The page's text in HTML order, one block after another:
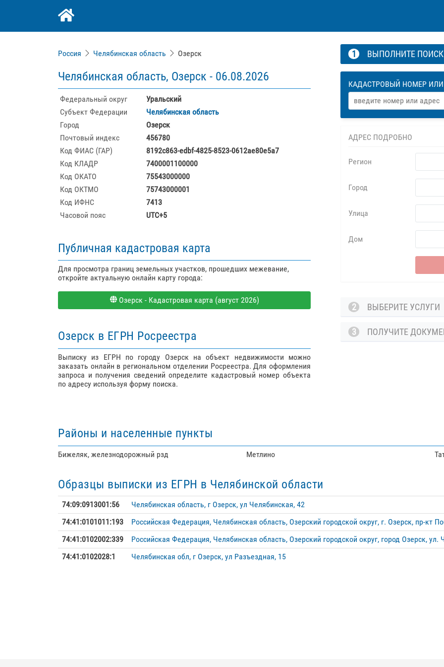
Россия Челябинская область Озерск
Челябинская область, Озерск - 06.08.2026
Федеральный округ
Уральский
Субъект Федерации
Челябинская область
Город
Озерск
Почтовый индекс
456780
Код ФИАС (ГАР)
8192c863-edbf-4825-8523-0612ae80e5a7
Код КЛАДР
7400001100000
Код ОКАТО
75543000000
Код ОКТМО
75743000001
Код ИФНС
7413
Часовой пояс
UTC+5
Публичная кадастровая карта
Для просмотра границ земельных участков, прошедших межевание,
откройте актуальную онлайн карту города:
Озерск - Кадастровая карта (август 2026)
Озерск в ЕГРН Росреестра
Выписку из ЕГРН по городу Озерск на объект недвижимости можно
заказать онлайн в региональном отделении Росреестра. Для оформления
запроса и получения сведений определите кадастровый номер объекта
по адресу используя форму поиска.
1 ВЫПОЛНИТЕ ПОИСК
КАДАСТРОВЫЙ НОМЕР
АДРЕС ПОДРОБНО
Регион
Город
Улица
Дом
2 ВЫБЕРИТЕ УСЛУГИ
3 ПОЛУЧИТЕ
Районы и населенные пункты
Бижеляк, железнодорожный рзд Метлино
Образцы выписки из ЕГРН в Челябинской области
74:09:0913001:56
Челябинская область, г Озерск, ул Челябинская, 42
74:41:0101011:193
Российская Федерация, Челябинская область, Озерский городской округ, г. Озерск, пр-кт
74:41:0102002:339
Российская Федерация, Челябинская область, Озерский городской округ, город Озерск,
74:41:0102028:1
Челябинская обл, г Озерск, ул Разъездная, 15